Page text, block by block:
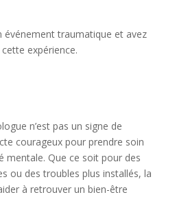
événement traumatique et avez
expérience.
n’est pas un signe de
courageux pour prendre soin
mentale. Que ce soit pour des
ou des troubles plus installés, la
à retrouver un bien-être